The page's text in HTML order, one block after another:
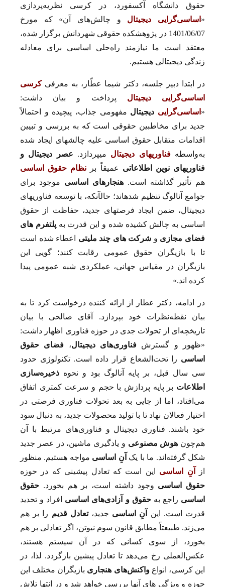
حقوق دانشگاه آکسفورد، در کرسی نظریه‌پردازی
« اساسی‌گرایی دیجیتال و چالش‌های آن» که مورخ
1401/06/07 در پژوهشکده حقوقی شهردانش برگزار شده،
معتقد است ما نیازمند راه‌حلی اساسی برای معادله
زندگی دیجیتالی هستیم.
در ابتدا دبیر جلسه، دکتر شیما عطّار، به معرفیکرسی
اساسی‌گرایی دیجیتال پرداخت و بیان داشت:
« اساسی‌گرایی دیجیتال مفهومی جذاب، پیچیده و احتمالاً
جدید برای مخاطبین حقوقی است که به بررسی و تبیین
اقدامات متقابل حقوق اساسی علیه چالش­های ایجاد شده
به‌واسطهفناوری­های دیجیتال می­پردازد. عصر دیجیتال و
فناوری­­های نوین اطلاعاتی عمیقاً بر نظام حقوق اساسی
هم تأثیر گذاشته است. هنجارهای اساسی موجود برای
جوامع آنالوگ تنظیم شده­اند؛ حال­آن­که، با توسعه فناوری­های
دیجیتال، ضمن ایجاد فرصت­های جدید، حفاظت از حقوق
اساسی به چالش کشیده شده و این قدرت بهپلتفرم ­های
فضای مجازی و شرکت­ های چند ملیتی اعطاء شده است
تا با بازیگران حقوق عمومی رقابت کنند؛ گویی این
بازیگران در مقیاس جهانی، عملکردی شبه عمومی پیدا
کرده­ اند.»
در ادامه، دکتر عطار از ارائه­ کننده درخواست کرد تا به
بیان نقطه‌نظرات خود بپردازد. آقای صالحی با بیان
تاریخچه‌ای از تحولات جدی در حوزه فناوری اظهار داشت:
«ظهور و گسترش فناوری‌های دیجیتال، فضای حقوق
اساسی را تحت‌الشعاع قرار داده است. تکنولوژی حدود
سی سال قبل، بر پایه آنالوگ بود و نحوه ذخیره‌سازی
اطلاعات بر پایه پردازش با حجم و سرعت کمتری اتفاق
می‌افتاد، اما از جایی به بعد تحولات فناوری فرصتی در
اختیار فعالان نهاد تا با تولید محصولات جدید، به دنبال سود
خود باشند. فناوری دیجیتال و فناوری‌های مرتبط با آن
هم‌چون هوش مصنوعی و یادگیری ماشین، در عصر جدید
شکل گرفته‌اند. ما با یک آنِ اساسی مواجه هستیم. منظور
از
آنِ اساسی
این است که تعادل پیشینی که در حوزه
حقوق اساسی وجود داشته است، بر هم بخورد. حقوق
اساسی راجع ‌بهحقوق و آزادی‌های اساسی افراد و تحدید
قدرت است. این
آنِ اساسی جدید،تعادل قدیم را بر هم
می‌زند. طبیعتاً مطابق قانون سوم نیوتن، اگر تعادلی بر هم
بخورد، از سوی کسانی که در آن سیستم هستند،
عکس‌العملی رخ می‌دهد تا تعادل پیشین بازگردد. لذا، در
این کرسی، انواعواکنش‌های هنجاری بازیگران مختلف این
حوزه و ویژگی­ های آن­­ها بررسی خواهد شد و در انتها تلاش